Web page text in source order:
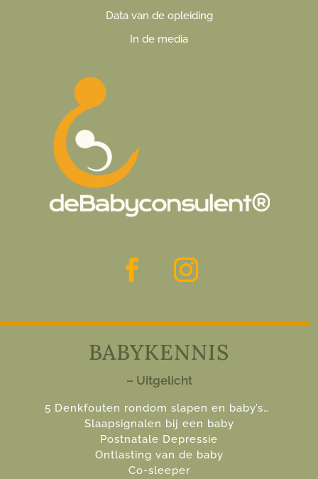
Data van de opleiding
In de media
BABYKENNIS
– Uitgelicht
5 Denkfouten rondom slapen en baby’s…
Slaapsignalen bij een baby
Postnatale Depressie
Ontlasting van de baby
Co-sleeper